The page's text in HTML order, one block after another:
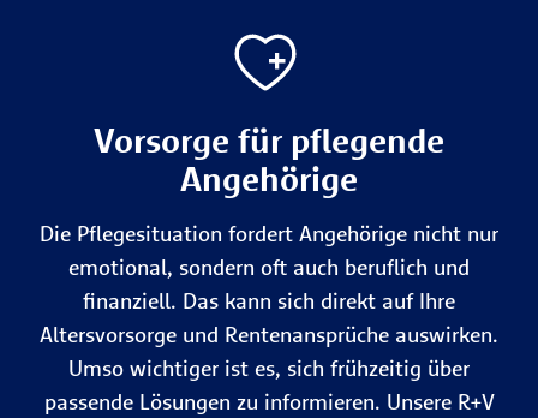
Vorsorge für pflegende
Angehörige
Die Pflegesituation fordert Angehörige nicht nur
emotional, sondern oft auch beruflich und
finanziell. Das kann sich direkt auf Ihre
Altersvorsorge und Rentenansprüche auswirken.
Umso wichtiger ist es, sich frühzeitig über
passende Lösungen zu informieren. Unsere R+V